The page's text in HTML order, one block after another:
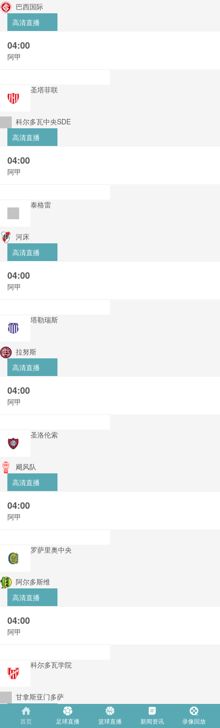
巴西国际
高清直播
04:00
阿甲
圣塔菲联
科尔多瓦中央SDE
高清直播
04:00
阿甲
泰格雷
河床
高清直播
04:00
阿甲
塔勒瑞斯
拉努斯
高清直播
04:00
阿甲
圣洛伦索
飓风队
高清直播
04:00
阿甲
罗萨里奥中央
阿尔多斯维
高清直播
04:00
阿甲
科尔多瓦学院
甘拿斯亚门多萨
高清直播
首页 足球直播 篮球直播 新闻资讯 录像回放